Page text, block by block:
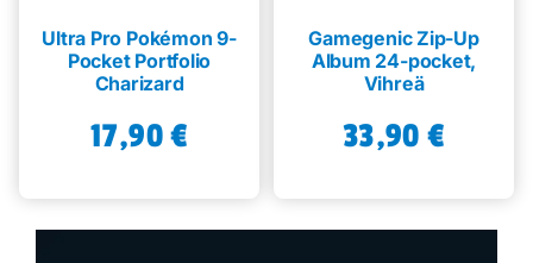
Ultra Pro Pokémon 9-
Pocket Portfolio
Charizard
17,90€
Gamegenic Zip-Up
Album 24-pocket,
Vihreä
33,90 €